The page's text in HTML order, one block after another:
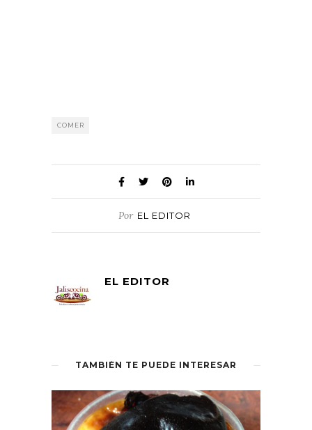
COMER
Por EL EDITOR
EL EDITOR
TAMBIÉN TE PUEDE INTERESAR